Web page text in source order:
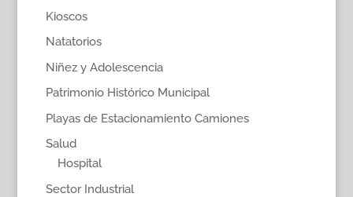
Kioscos
Natatorios
Niñez y Adolescencia
Patrimonio Histórico Municipal
Playas de Estacionamiento Camiones
Salud
Hospital
Sector Industrial